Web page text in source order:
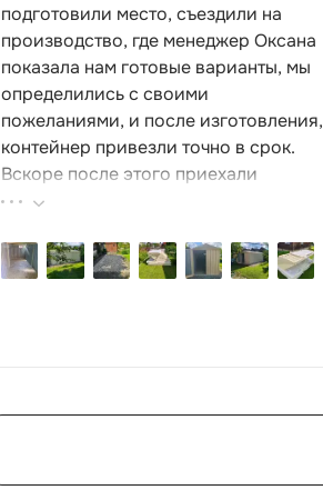
подготовили место, съездили на
производство, где менеджер Оксана
показала нам готовые варианты, мы
определились с своими
пожеланиями, и после изготовления,
контейнер привезли точно в срок.
Вскоре после этого приехали
ребята-сборщики, быстро, за пару
очень понравился, поэтому всем
советуем эту фирму.